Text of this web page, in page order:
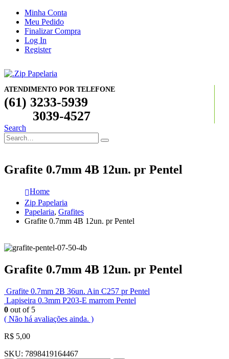
Minha Conta
Meu Pedido
Finalizar Compra
Log In
Register
ATENDIMENTO POR TELEFONE
(61) 3233-5939
3039-4527
Search
Grafite 0.7mm 4B 12un. pr Pentel
Home
Zip Papelaria
Papelaria, Grafites
Grafite 0.7mm 4B 12un. pr Pentel
Grafite 0.7mm 4B 12un. pr Pentel
Grafite 0.7mm 2B 36un. Ain C257 pr Pentel
Lapiseira 0.3mm P203-E marrom Pentel
0 out of 5
( Não há avaliações ainda. )
R$ 5,00
SKU: 7898419164467